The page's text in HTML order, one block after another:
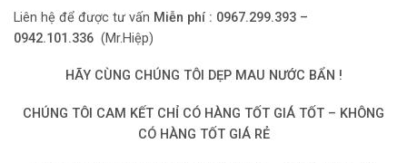
Liên hệ để được tư vấn M iễn phí : 0967.299.393 –
0942.101.336 (Mr.Hiệp)
HÃY CÙNG CHÚNG TÔI DẸP MAU NƯỚC BẨN !
CHÚNG TÔI CAM KẾT CHỈ CÓ HÀNG TỐT GIÁ TỐT – KHÔNG
CÓ HÀNG TỐT GIÁ RẺ